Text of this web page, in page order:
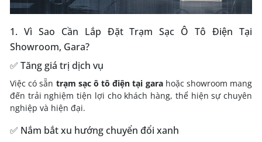
1. Vì Sao Cần Lắp Đặt Trạm Sạc Ô Tô Điện Tại
Showroom, Gara?
✅ Tăng giá trị dịch vụ
Việc có sẵn trạm sạc ô tô điện tại garahoặc showroom mang
đến trải nghiệm tiện lợi cho khách hàng, thể hiện sự chuyên
nghiệp và hiện đại.
✅ Nắm bắt xu hướng chuyển đổi xanh